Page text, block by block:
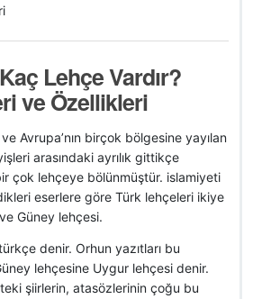
Lehçe Vardır?
ve Özellikleri
Avrupa’nın birçok bölgesine yayılan
arasındaki ayrılık gittikçe
çok lehçeye bölünmüştür. islamiyeti
eserlere göre Türk lehçeleri ikiye
Güney lehçesi.
denir. Orhun yazıtları bu
lehçesine Uygur lehçesi denir.
şiirlerin, atasözlerinin çoğu bu